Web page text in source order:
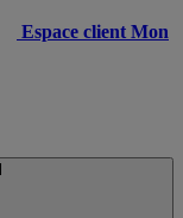
Espace client Mon